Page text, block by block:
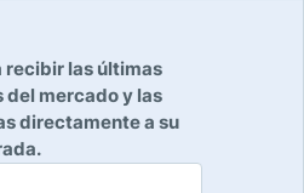
recibir las últimas
mercado y las
directamente a su